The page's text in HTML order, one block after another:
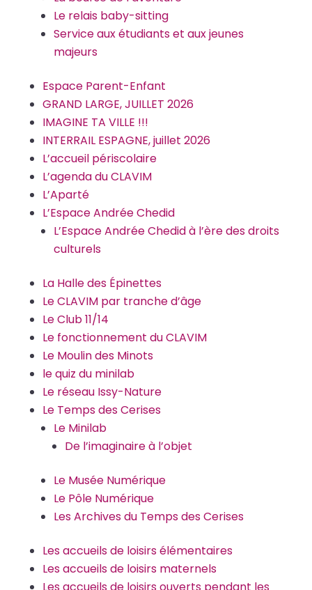
Le relais baby-sitting
Service aux étudiants et aux jeunes
majeurs
Espace Parent-Enfant
GRAND LARGE, JUILLET 2026
IMAGINE TA VILLE !!!
INTERRAIL ESPAGNE, juillet 2026
L’accueil périscolaire
L’agenda du CLAVIM
L’Aparté
L’Espace Andrée Chedid
L’Espace Andrée Chedid à l’ère des droits
culturels
La Halle des Épinettes
Le CLAVIM par tranche d’âge
Le Club 11/14
Le fonctionnement du CLAVIM
Le Moulin des Minots
le quiz du minilab
Le réseau Issy-Nature
Le Temps des Cerises
Le Minilab
De l’imaginaire à l’objet
Le Musée Numérique
Le Pôle Numérique
Les Archives du Temps des Cerises
Les accueils de loisirs élémentaires
Les accueils de loisirs maternels